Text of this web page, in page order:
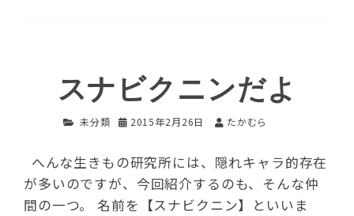
スナビクニンだよ
未分類 2015年2月26日 たかむら
へんな生きもの研究所には、隠れキャラ的存在
が多いのですが、今回紹介するのも、そんな仲
間の一つ。 名前を【スナビクニン】といいま